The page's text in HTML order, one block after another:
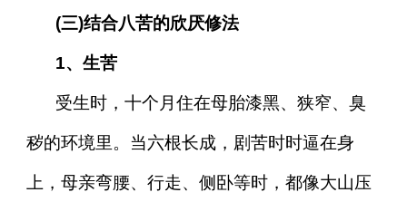
(三)结合八苦的欣厌修法
1、生苦
受生时，十个月住在母胎漆黑、狭窄、臭
秽的环境里。当六根长成，剧苦时时逼在身
上，母亲弯腰、行走、侧卧等时，都像大山压